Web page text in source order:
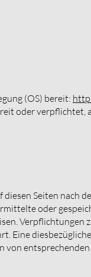
(OS) bereit:
oder
Seiten nach
oder
Eine